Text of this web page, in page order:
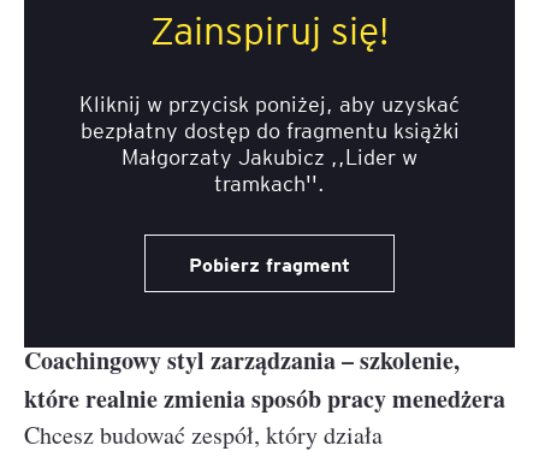
Zainspiruj się!
Kliknij w przycisk poniżej, aby uzyskać
bezpłatny dostęp do fragmentu książki
Małgorzaty Jakubicz ,,Lider w
tramkach''.
Pobierz fragment
Coachingowy styl zarządzania – szkolenie,
które realnie zmienia sposób pracy menedżera
Chcesz budować zespół, który działa